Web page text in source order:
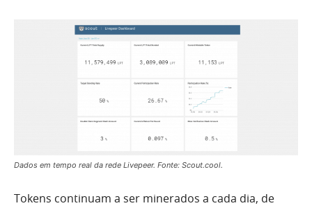
Dados em tempo real da rede Livepeer. Fonte: Scout.cool.
Tokens continuam a ser minerados a cada dia, de